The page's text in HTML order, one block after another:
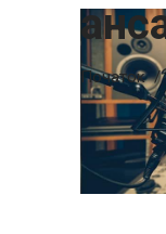
Початок